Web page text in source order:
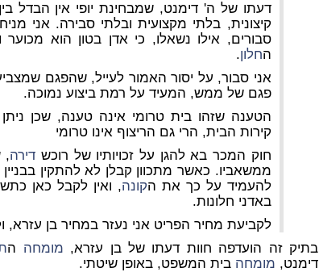
דעתו של ה' דימנט, שמבחינת יופי אין הבדל
קיצונית, בלתי מקצועית ובלתי סבירה. אני
סבורים, אילו נשאלו, כי אדן בטון הוא
החלון.
אני סבור, על יסור האמור לעייל, שהפגם
פגם של ממש, המעיד על רמת ביצוע נמוכה.
הטענה שזהו בית טרומי אינה טענה, שכן
קירות הבית, הרי גם הריצוף אינו טרומי
חוק המכר בא להגן על זכויותיו של רוכש דירה,
ממשאביו. כאשר מתכוון קבלן לא להתקין בבניין
להעמיד על כך את הקונה, ואין לקבל כאן
באדני חלונות.
לקביעת מחיר הפריט אני נעזר במחיר בן עזרא,
בתיק זה הועדפה חוות דעתו של בן עזרא, מומחה ה
דימנט, מומחה בית המשפט, באופן שיטתי.